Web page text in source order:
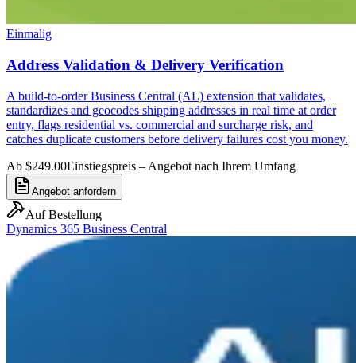
Einmalig
Address Validation & Delivery Verification
A build-to-order Business Central (AL) extension that validates,
standardizes and geocodes shipping addresses in real time at order
entry, flags residential vs. commercial and surcharge risk, and
catches duplicate customers before delivery failures cost you money.
Ab $249.00Einstiegspreis – Angebot nach Ihrem Umfang
Angebot anfordern
Auf Bestellung
Dynamics 365 Business Central